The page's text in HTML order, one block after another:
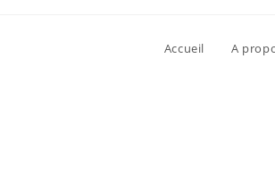
Accueil A